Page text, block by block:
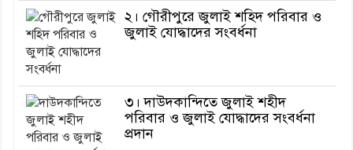
২। গৌরীপুরে জুলাই শহিদ পরিবার ও
জুলাই যোদ্ধাদের সংবর্ধনা
৩। দাউদকান্দিতে জুলাই শহীদ
পরিবার ও জুলাই যোদ্ধাদের সংবর্ধনা
প্রদান